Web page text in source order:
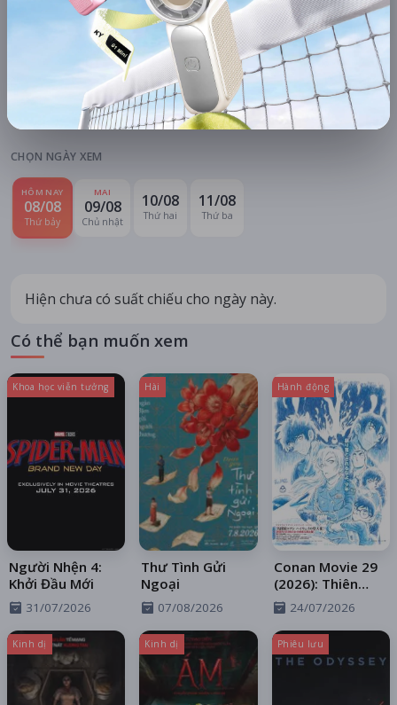
LỊCH CHIẾU BÌNH LUẬN ĐÁNH GIÁ TIN TỨC
HỆ THỐNG RẠP
Tất cả hệ thống
CHỌN NGÀY XEM
HÔM NAY
08/08
Thứ bảy
MAI
09/08
Chủ nhật
10/08
Thứ hai
11/08
Thứ ba
Hiện chưa có suất chiếu cho ngày này.
Có thể bạn muốn xem
Khoa học viễn tưởng
Người Nhện 4:
Khởi Đầu Mới
31/07/2026
Hài
Thư Tình Gửi
Ngoại
07/08/2026
Hành động
Conan Movie 29
(2026): Thiên
Thần Sa Ngã
Trên Xa Lộ
24/07/2026
Kinh dị Kinh dị Phiêu lưu